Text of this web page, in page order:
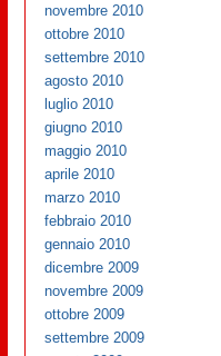
novembre 2010
ottobre 2010
settembre 2010
agosto 2010
luglio 2010
giugno 2010
maggio 2010
aprile 2010
marzo 2010
febbraio 2010
gennaio 2010
dicembre 2009
novembre 2009
ottobre 2009
settembre 2009